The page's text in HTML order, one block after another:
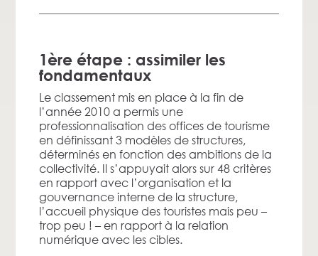
1ère étape : assimiler les
fondamentaux
Le classement mis en place à la fin de
l’année 2010 a permis une
professionnalisation des offices de tourisme
en définissant 3 modèles de structures,
déterminés en fonction des ambitions de la
collectivité. Il s’appuyait alors sur 48 critères
en rapport avec l’organisation et la
gouvernance interne de la structure,
l’accueil physique des touristes mais peu –
trop peu ! – en rapport à la relation
numérique avec les cibles.